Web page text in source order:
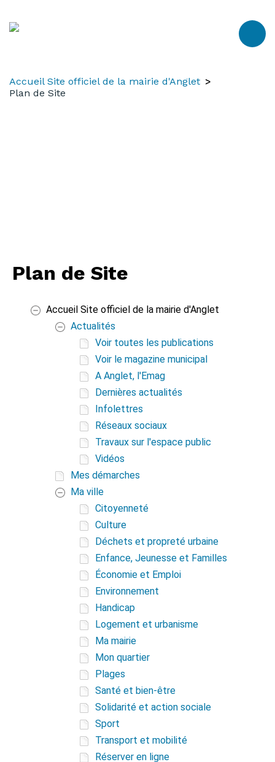
Accueil Site officiel de la mairie d'Anglet
Plan de Site
Plan de Site
Accueil Site officiel de la mairie d'Anglet
Actualités
Voir toutes les publications
Voir le magazine municipal
A Anglet, l'Emag
Dernières actualités
Infolettres
Réseaux sociaux
Travaux sur l'espace public
Vidéos
Mes démarches
Ma ville
Citoyenneté
Culture
Déchets et propreté urbaine
Enfance, Jeunesse et Familles
Économie et Emploi
Environnement
Handicap
Logement et urbanisme
Ma mairie
Mon quartier
Plages
Santé et bien-être
Solidarité et action sociale
Sport
Transport et mobilité
Réserver en ligne